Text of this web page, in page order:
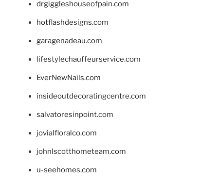
drgiggleshouseofpain.com
hotflashdesigns.com
garagenadeau.com
lifestylechauffeurservice.com
EverNewNails.com
insideoutdecoratingcentre.com
salvatoresinpoint.com
jovialfloralco.com
johnlscotthometeam.com
u-seehomes.com